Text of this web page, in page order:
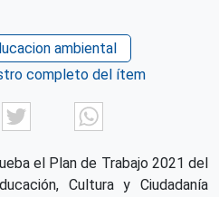
ambiental
completo del ítem
FacebookTwitter
el Plan de Trabajo 2021 del
Cultura y Ciudadanía